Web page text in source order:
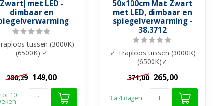
Zwart⎢met LED -
dimbaar en
tussen (3000K)
(6500K) ✓
280,29 149,00
10
50x100cm Mat Zwart
met LED, dimbaar en
spiegelverwarming -
38.3712
✓ Traploos tussen (3000K)
(6500K)✓
bediening ✓ Dimbaar...
371,00 265,00
3 a 4 dagen